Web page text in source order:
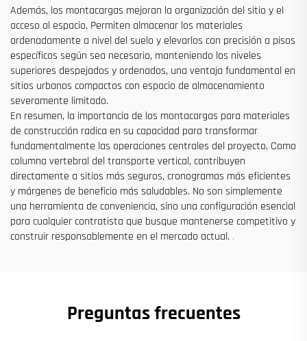
Además, los montacargas mejoran la organización del sitio y el
acceso al espacio. Permiten almacenar los materiales
ordenadamente a nivel del suelo y elevarlos con precisión a pisos
específicos según sea necesario, manteniendo los niveles
superiores despejados y ordenados, una ventaja fundamental en
sitios urbanos compactos con espacio de almacenamiento
severamente limitado.
En resumen, la importancia de los montacargas para materiales
de construcción radica en su capacidad para transformar
fundamentalmente las operaciones centrales del proyecto. Como
columna vertebral del transporte vertical, contribuyen
directamente a sitios más seguros, cronogramas más eficientes
y márgenes de beneficio más saludables. No son simplemente
una herramienta de conveniencia, sino una configuración esencial
para cualquier contratista que busque mantenerse competitivo y
construir responsablemente en el mercado actual. .
Preguntas frecuentes